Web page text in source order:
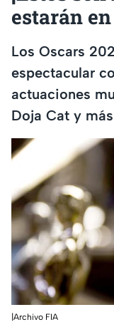
estarán
Los Oscars
espectacular
actuaciones
Doja Cat y
|Archivo FIA